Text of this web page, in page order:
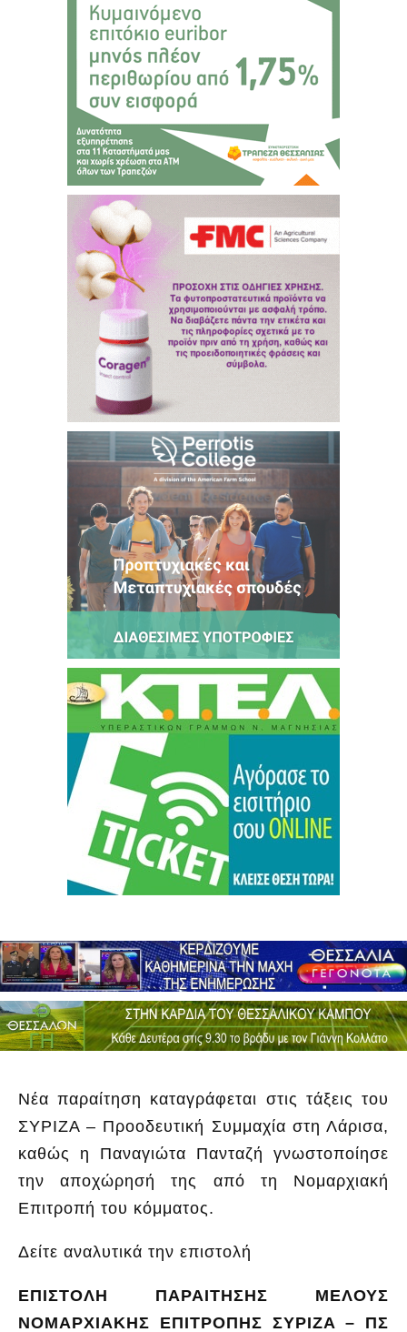
Νέα παραίτηση καταγράφεται στις τάξεις του
ΣΥΡΙΖΑ – Προοδευτική Συμμαχία στη Λάρισα,
καθώς η Παναγιώτα Πανταζή γνωστοποίησε
την αποχώρησή της από τη Νομαρχιακή
Επιτροπή του κόμματος.
Δείτε αναλυτικά την επιστολή
ΕΠΙΣΤΟΛΗ ΠΑΡΑΙΤΗΣΗΣ ΜΕΛΟΥΣ
ΝΟΜΑΡΧΙΑΚΗΣ ΕΠΙΤΡΟΠΗΣ ΣΥΡΙΖΑ – ΠΣ